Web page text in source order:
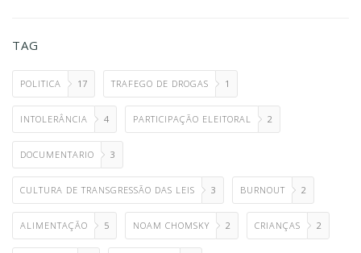
TAG
POLITICA 17 TRAFEGO DE DROGAS 1
INTOLERÂNCIA 4 PARTICIPAÇÃO ELEITORAL 2
DOCUMENTARIO 3
CULTURA DE TRANSGRESSÃO DAS LEIS 3 BURNOUT 2
ALIMENTAÇÃO 5 NOAM CHOMSKY 2 CRIANÇAS 2